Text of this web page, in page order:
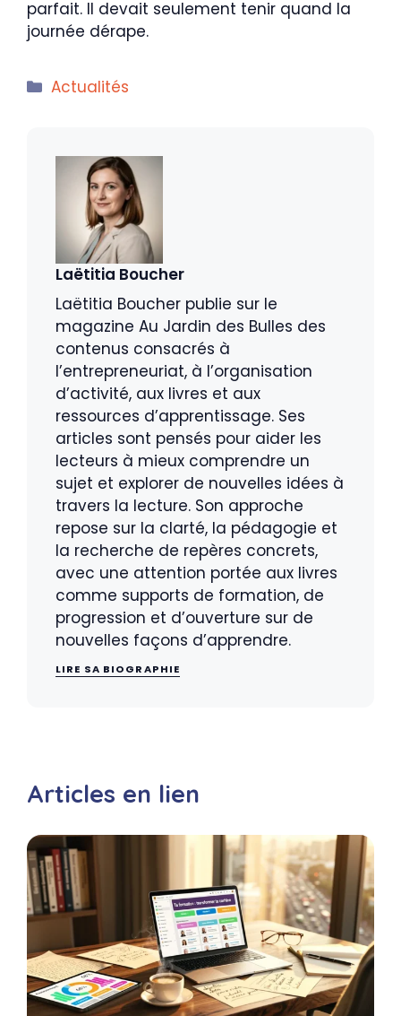
parfait. Il devait seulement tenir quand la
journée dérape.
Catégories
Actualités
Laëtitia Boucher
Laëtitia Boucher publie sur le
magazine Au Jardin des Bulles des
contenus consacrés à
l’entrepreneuriat, à l’organisation
d’activité, aux livres et aux
ressources d’apprentissage. Ses
articles sont pensés pour aider les
lecteurs à mieux comprendre un
sujet et explorer de nouvelles idées à
travers la lecture. Son approche
repose sur la clarté, la pédagogie et
la recherche de repères concrets,
avec une attention portée aux livres
comme supports de formation, de
progression et d’ouverture sur de
nouvelles façons d’apprendre.
LIRE SA BIOGRAPHIE
Articles en lien